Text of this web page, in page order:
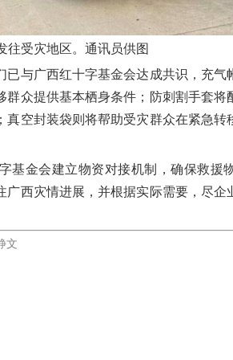
往受灾地区。通讯员供图
已与广西红十字基金会达成共识，充气
群众提供基本栖身条件；防刺割手套将
空封装袋则将帮助受灾群众在紧急转
基金会建立物资对接机制，确保救援
西灾情进展，并根据实际需要，尽企
文